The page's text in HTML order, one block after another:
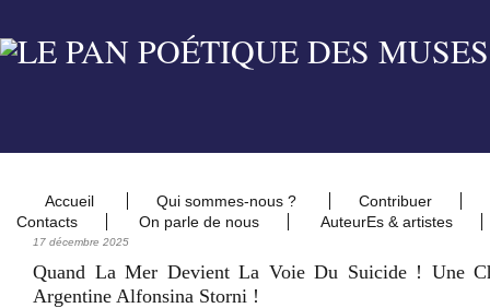
Accueil Qui sommes-nous ?
Contribuer
Contacts
On parle de nous AuteurEs & artistes
17 décembre 2025
Quand La Mer Devient La Voie Du Suicide ! Une
Argentine Alfonsina Storni !